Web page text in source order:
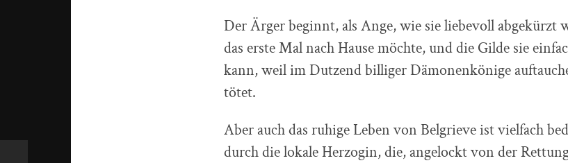
Der Ärger beginnt, als Ange, wie sie liebevoll abgekürzt
das erste Mal nach Hause möchte, und die Gilde sie
kann, weil im Dutzend billiger Dämonenkönige
tötet.
Aber auch das ruhige Leben von Belgrieve ist vielfach
durch die lokale Herzogin, die, angelockt von der